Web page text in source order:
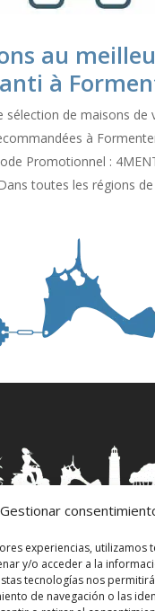
Gestionar
experiencias, utilizamos
y/o acceder a la
tecnologías nos
de navegación o las
au
à
sélection de maisons de
à
Promotionnel :
toutes les régions de
– Política Privacidad
–Propiedad